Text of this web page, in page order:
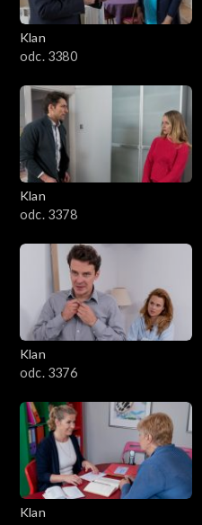
901–1000
801–900
701–800
601–700
501–600
401–500
301–400
201–300
101–200
1–100
Klan
odc. 3380
Klan
odc. 3378
Klan
odc. 3376
Klan